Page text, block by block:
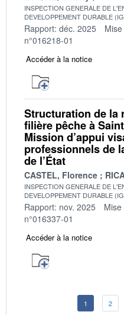
INSPECTION GENERALE DE
DEVELOPPEMENT DURABLE
Rapport: déc. 2025
n°016218-01
Accéder à la notice
Structuration de la
filière pêche à
Mission d’appui
professionnels de
de l’État
CASTEL, Florence
INSPECTION GENERALE DE
DEVELOPPEMENT DURABLE
Rapport: nov. 2025
n°016337-01
Accéder à la notice
1 2